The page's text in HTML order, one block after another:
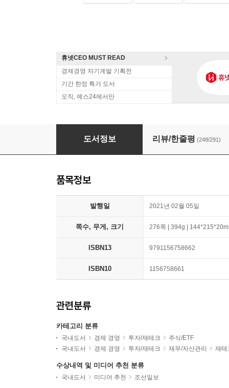
휴넷CEO MUST READ
경제경영 자기계발 기획전
기간 한정 특가 도서
오직, 예스24에서만
디 앤서 (알파 에디션)
도서정보 리뷰/한줄평 (248/291)
품목정보
발행일 2021년 02월 05일
쪽수, 무게, 크기 276쪽 | 394g |
ISBN13 9791156758662
ISBN10 1156758661
관련분류
카테고리 분류
국내도서 경제 경영 투자/재테크
주식/ETF
국내도서
경제 경영 투자/재테크 재무/자산관리 재테
수상내역 및 미디어 추천 분류
국내도서 미디어 추천 조선일보